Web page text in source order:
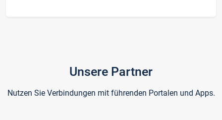
Unsere Partner
Nutzen Sie Verbindungen mit führenden Portalen und Apps.